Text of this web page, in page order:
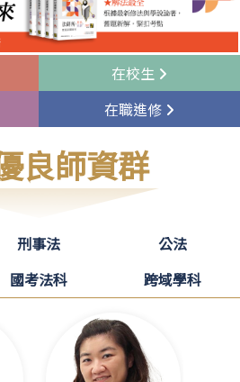
在校生
在職進修
良師資群
刑事法
公法
國考法科 跨域學科